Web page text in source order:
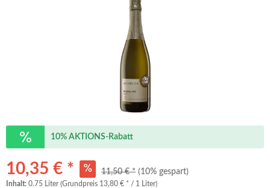
10% AKTIONS-Rabatt
10,35 € * 11,50 € * (10% gespart)
Inhalt: 0.75 Liter (Grundpreis 13,80 € * / 1 Liter)